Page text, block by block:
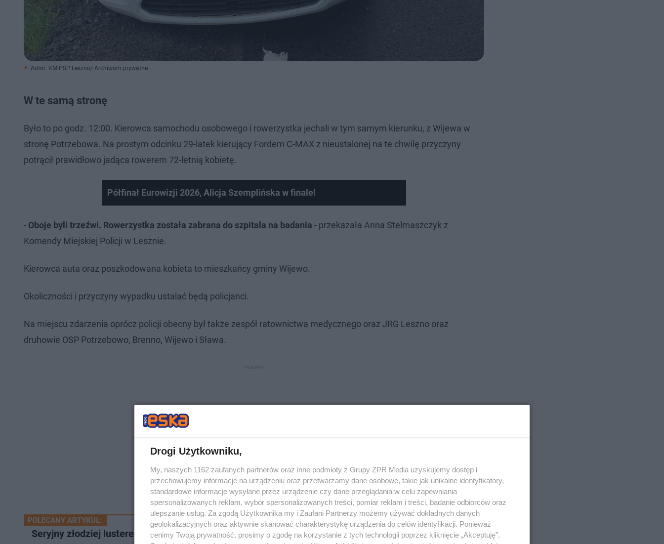
Autor: KM PSP Leszno/ Archiwum prywatne
W te samą stronę
Było to po godz. 12:00. Kierowca samochodu osobowego i rowerzystka jechali w tym samym kierunku, z Wijewa w
stronę Potrzebowa. Na prostym odcinku 29-latek kierujący Fordem C-MAX z nieustalonej na te chwilę przyczyny
potrącił prawidłowo jadąca rowerem 72-letnią kobietę.
Półfinał Eurowizji 2026, Alicja Szemplińska w finale!
- Oboje byli trzeźwi. Rowerzystka została zabrana do szpitala na badania - przekazała Anna Stelmaszczyk z
Komendy Miejskiej Policji w Lesznie.
Kierowca auta oraz poszkodowana kobieta to mieszkańcy gminy Wijewo.
Okoliczności i przyczyny wypadku ustalać będą policjanci.
Na miejscu zdarzenia oprócz policji obecny był także zespół ratownictwa medycznego oraz JRG Leszno oraz
druhowie OSP Potrzebowo, Brenno, Wijewo i Sława.
POLECANY ARTYKUŁ:
Seryjny złodziej lusterek samochodowych w rękach leszczyńskiej policji. Ma spor…
Drogi Użytkowniku,
My, naszych 1162 zaufanych partnerów oraz inne podmioty z Grupy ZPR Media uzyskujemy dostęp i
przechowujemy informacje na urządzeniu oraz przetwarzamy dane osobowe, takie jak unikalne identyfikatory,
standardowe informacje wysyłane przez urządzenie czy dane przeglądania w celu zapewniania
spersonalizowanych reklam, wybór spersonalizowanych treści, pomiar reklam i treści, badanie odbiorców oraz
ulepszanie usług. Za zgodą Użytkownika my i Zaufani Partnerzy możemy używać dokładnych danych
geolokalizacyjnych oraz aktywnie skanować charakterystykę urządzenia do celów identyfikacji. Ponieważ
cenimy Twoją prywatność, prosimy o zgodę na korzystanie z tych technologii poprzez kliknięcie „Akceptuję”.